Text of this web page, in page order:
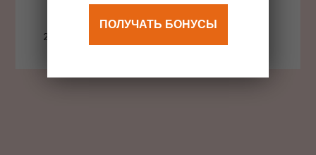
КРАСНЫЕ
240 Р
ПОЛУЧАТЬ БОНУСЫ